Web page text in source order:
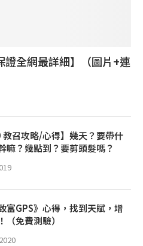
全網最詳細】（圖片+連
教召攻略/心得】幾天？要帶什
嘛？幾點到？要剪頭髮嗎？
富GPS》心得，找到天賦，增
（免費測驗）